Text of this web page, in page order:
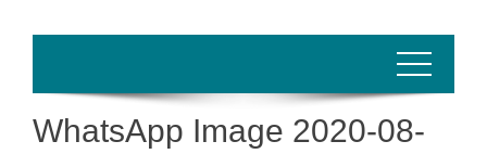
WhatsApp Image 2020-08-